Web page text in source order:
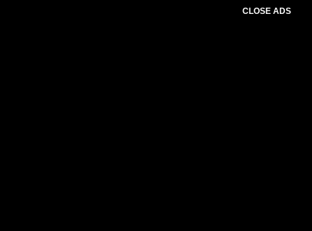
CLOSE ADS